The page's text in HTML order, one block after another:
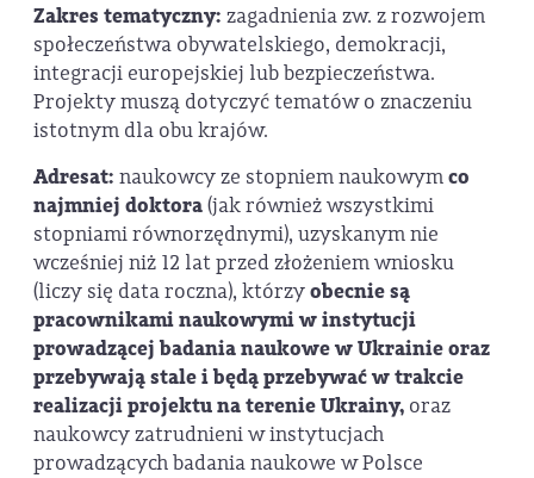
Zakres tematyczny: zagadnieniazw. z rozwojem
społeczeństwa obywatelskiego, demokracji,
integracji europejskiej lub bezpieczeństwa.
Projekty muszą dotyczyć tematów o znaczeniu
istotnym dla obu krajów.
Adresat: naukowcy ze stopniem naukowymco
najmniej doktora(jak również wszystkimi
stopniami równorzędnymi), uzyskanym nie
wcześniej niż 12 lat przed złożeniem wniosku
(liczy się data roczna), którzyobecnie są
pracownikami naukowymi w instytucji
prowadzącej badania naukowe w Ukrainie oraz
przebywają stale i będą przebywać w trakcie
realizacji projektu na terenie Ukrainy, oraz
naukowcy zatrudnieni w instytucjach
prowadzących badania naukowe w Polsce